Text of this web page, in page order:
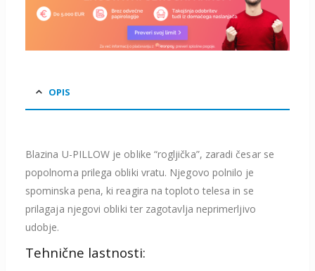
OPIS
Blazina U-PILLOW je oblike “rogljička”, zaradi česar se
popolnoma prilega obliki vratu. Njegovo polnilo je
spominska pena, ki reagira na toploto telesa in se
prilagaja njegovi obliki ter zagotavlja neprimerljivo
udobje.
Tehnične lastnosti: